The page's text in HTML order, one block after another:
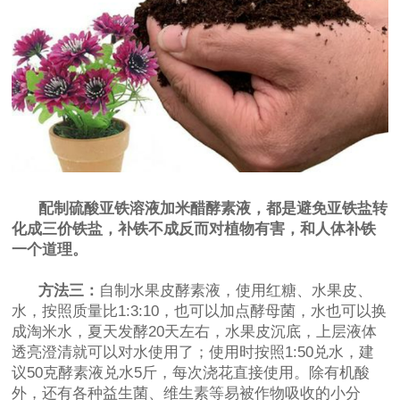
配制硫酸亚铁溶液加米醋酵素液，都是避免亚铁盐转
化成三价铁盐，补铁不成反而对植物有害，和人体补铁
一个道理。
方法三： 自制水果皮酵素液，使用红糖、水果皮、
水，按照质量比1:3:10，也可以加点酵母菌，水也可以换
成淘米水，夏天发酵20天左右，水果皮沉底，上层液体
透亮澄清就可以对水使用了；使用时按照1:50兑水，建
议50克酵素液兑水5斤，每次浇花直接使用。除有机酸
外，还有各种益生菌、维生素等易被作物吸收的小分